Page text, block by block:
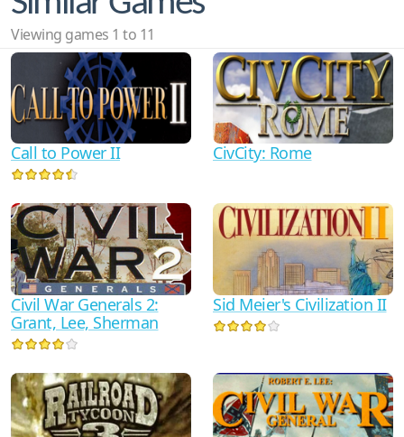
Viewing games 1 to 11
Call to Power II CivCity: Rome
Civil War Generals 2:
Grant, Lee, Sherman
Sid Meier's Civilization II